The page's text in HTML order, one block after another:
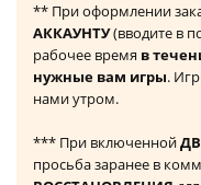
** При оформлении
АККАУНТУ(вводите в
рабочее время в
нужные вам игры.
нами утром.
*** При включенной
просьба заранее в